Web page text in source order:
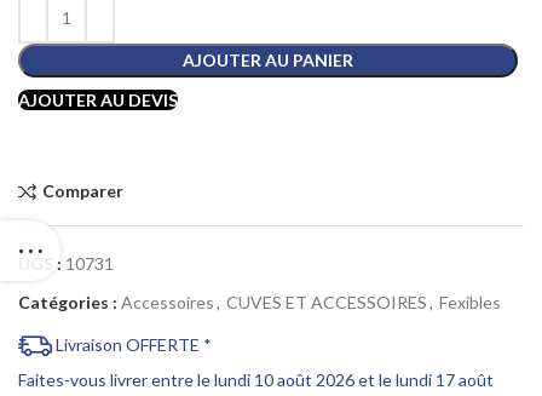
AJOUTER AU PANIER
AJOUTER AU DEVIS
Comparer
UGS : 10731
Catégories : Accessoires, CUVES ET ACCESSOIRES, Fexibles
Livraison OFFERTE *
Faites-vous livrer entre le lundi 10 août 2026 et le lundi 17 août